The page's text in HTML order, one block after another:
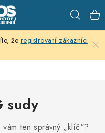
že registrovaní zákazníci
sudy
ten správný „klíč“?